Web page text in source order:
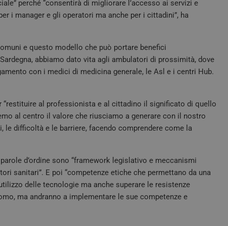
perché “consentirà di migliorare l’accesso ai servizi e
i manager e gli operatori ma anche per i cittadini”, ha
e questo modello che può portare benefici
abbiamo dato vita agli ambulatori di prossimità, dove
con i medici di medicina generale, le Asl e i centri Hub.
“restituire al professionista e al cittadino il significato di quello
al centro il valore che riusciamo a generare con il nostro
le difficoltà e le barriere, facendo comprendere come la
d’ordine sono “framework legislativo e meccanismi
sanitari”. E poi “competenze etiche che permettano da una
delle tecnologie ma anche superare le resistenze
ma andranno a implementare le sue competenze e
variabili di sessione utente. Normalmente
generato in modo casuale, il modo in cui
essere specifico per il sito, ma un buon
tv.quotidianosanita.it
settimane
2 giorni
Questo cookie è impostato
sistema di tracking anonimo.
Microsoft
Sessione
Questo cookie viene impostato dai siti Web
qualsiasi sessione di navigazione.
CookieScript
5 mesi 3
Questo cookie viene utilizzato dal servizio
per ricordare le preferenze di consenso sui
È necessario che il banner dei cookie di
settimane
2 giorni
identificatore generico al visitatore.
Microsoft
Corporation
.tv.quotidianosanita.it
Quando si utilizza Microsoft Azure come
hosting e si abilita il bilanciamento del
garantisce che le richieste di una sessione
visitatore siano sempre gestite dallo stesso